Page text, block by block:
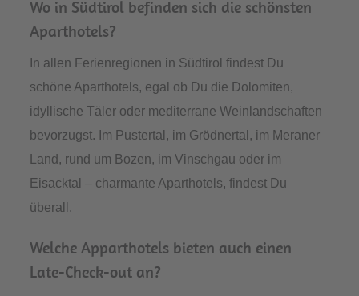
Wo in Südtirol befinden sich die schönsten
Aparthotels?
In allen Ferienregionen in Südtirol findest Du
schöne Aparthotels, egal ob Du die Dolomiten,
idyllische Täler oder mediterrane Weinlandschaften
bevorzugst. Im Pustertal, im Grödnertal, im Meraner
Land, rund um Bozen, im Vinschgau oder im
Eisacktal – charmante Aparthotels, findest Du
überall.
Welche Apparthotels bieten auch einen
Late-Check-out an?